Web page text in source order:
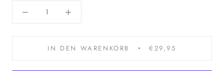
IN DEN WARENKORB €29,95